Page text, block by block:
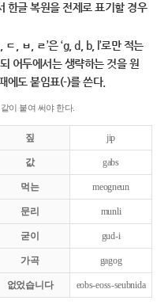
한글 복원을 전제로 표기할 경우
, ㅂ, ㄹ’은 ‘g, d, b, l’로만 적는
어두에서는 생략하는 것을 원
에도 붙임표(-)를 쓴다.
이 붙여 써야 한다.
짚 jip
값 gabs
먹는 meogneun
문리 munli
굳이 gud-i
가곡 gagog
없었습니다 eobs-eoss-seubnida